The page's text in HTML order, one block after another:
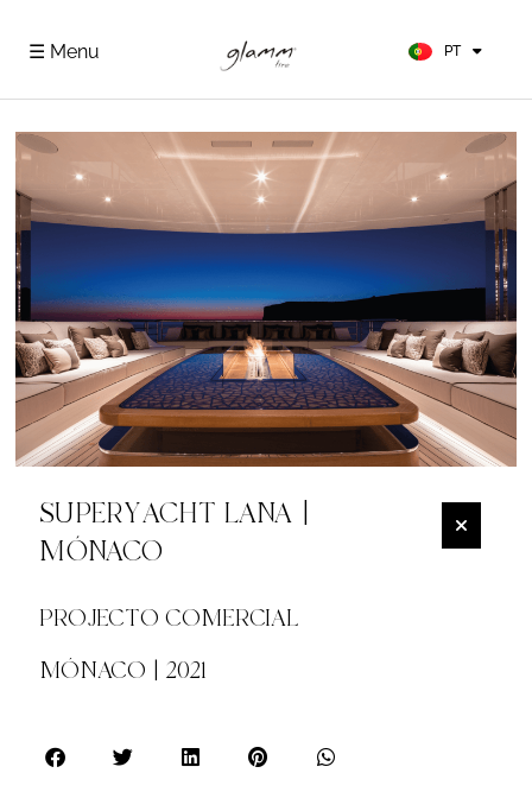
☰ Menu PT
DE
SUPERYACHT LANA |
MÓNACO
PROJECTO COMERCIAL
MÓNACO | 2021